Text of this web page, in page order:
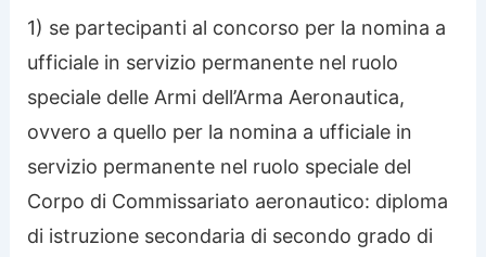
1) se partecipanti al concorso per la nomina a
ufficiale in servizio permanente nel ruolo
speciale delle Armi dell’Arma Aeronautica,
ovvero a quello per la nomina a ufficiale in
servizio permanente nel ruolo speciale del
Corpo di Commissariato aeronautico: diploma
di istruzione secondaria di secondo grado di